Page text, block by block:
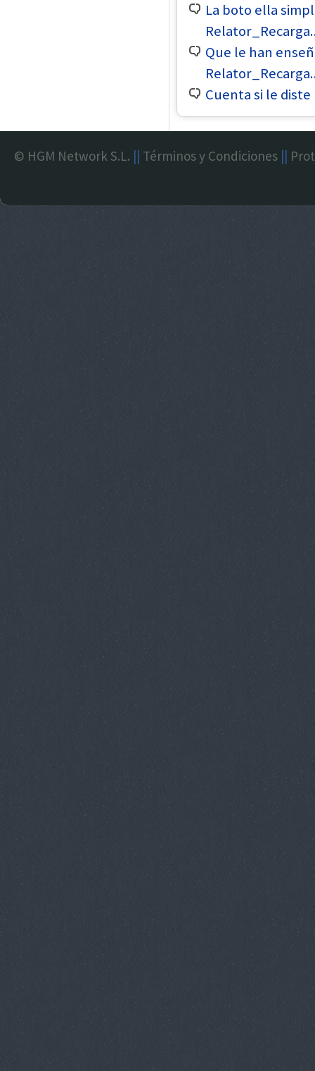
La boto ella
Que le han
Cuenta si le
© HGM Network S.L. || Términos y Condiciones ||